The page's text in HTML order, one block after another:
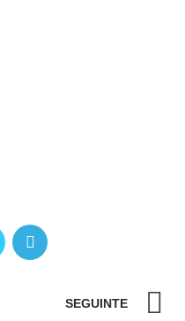
SEGUINTE